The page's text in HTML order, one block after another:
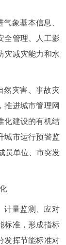
象基本信息、
全管理、人工影
灾减灾能力和水
灾害、事故灾
推进城市管理网
化建设的有机结
城市运行预警监
员单位、市突发
量监测、应对
标准，形成指标
发挥节能标准对